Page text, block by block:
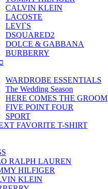
CALVIN KLEIN
LACOSTE
LEVI`S
DSQUARED2
DOLCE & GABBANA
BURBERRY
WARDROBE ESSENTIALS
The Wedding Season
HERE COMES THE GROOM
FIVE POINT FOUR
SPORT
FAVORITE T-SHIRT
RALPH LAUREN
HILFIGER
KLEIN